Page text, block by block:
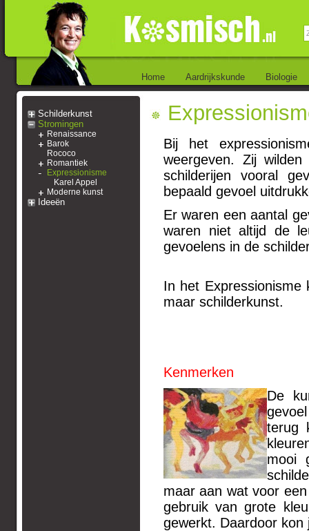
Home Aardrijkskunde Biologie
Schilderkunst
Stromingen
Renaissance
Barok
Rococo
Romantiek
Expressionisme
Karel Appel
Moderne kunst
Ideeën
Bij het
weergeven. Zij
schilderijen vooral
bepaald gevoel
Er waren een aantal
waren niet altijd de
gevoelens in de
In het Expressionisme
maar schilderkunst.
Kenmerken
De
terug
mooi
maar aan wat voor
gebruik van grote
gewerkt. Daardoor kon